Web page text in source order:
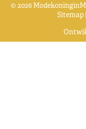
© 2026
Sitemap |